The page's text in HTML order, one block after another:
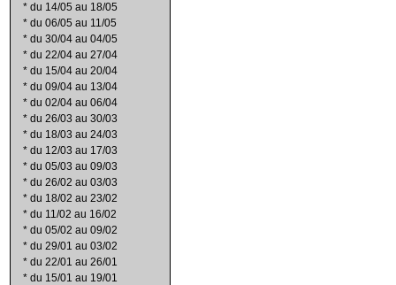
* du 14/05 au 18/05
* du 06/05 au 11/05
* du 30/04 au 04/05
* du 22/04 au 27/04
* du 15/04 au 20/04
* du 09/04 au 13/04
* du 02/04 au 06/04
* du 26/03 au 30/03
* du 18/03 au 24/03
* du 12/03 au 17/03
* du 05/03 au 09/03
* du 26/02 au 03/03
* du 18/02 au 23/02
* du 11/02 au 16/02
* du 05/02 au 09/02
* du 29/01 au 03/02
* du 22/01 au 26/01
* du 15/01 au 19/01